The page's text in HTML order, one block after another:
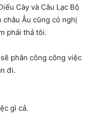
Cày và Câu Lạc Bộ
châu Âu cũng có nghị
phải thả tôi.
phân công công việc
đi.
gì cả.